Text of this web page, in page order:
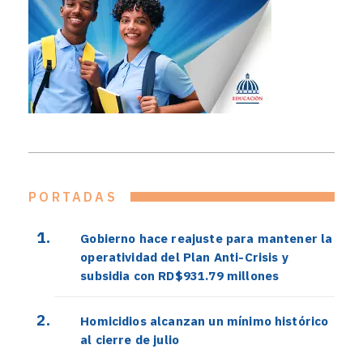
PORTADAS
Gobierno hace reajuste para mantener la
operatividad del Plan Anti-Crisis y
subsidia con RD$931.79 millones
Homicidios alcanzan un mínimo histórico
al cierre de julio